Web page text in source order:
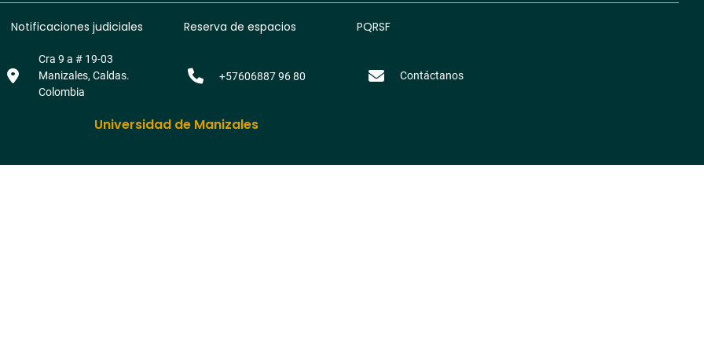
Notificaciones judiciales Reserva de espacios PQRSF
Cra 9 a # 19-03
Manizales, Caldas.
Colombia
+57606887 96 80 Contáctanos
Universidad de Manizales